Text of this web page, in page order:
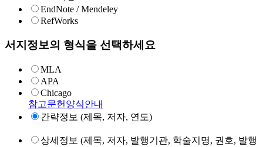
EndNote / Mendeley
RefWorks
서지정보의 형식을 선택하세요
MLA
APA
Chicago
참고문헌양식안내
간략정보 (제목, 저자, 연도)
상세정보 (제목, 저자, 발행기관, 학술지명, 권호, 발행